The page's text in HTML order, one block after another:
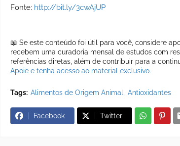
Fonte: http://bit.ly/3cwAjUP
📖 Se este conteúdo foi útil para você, considere
recebem uma curadoria mensal de estudos com
referências diretas, além de contribuir para a
Apoie e tenha acesso ao material exclusivo.
Tags: Alimentos de Origem Animal Antioxidantes
Facebook Twitter